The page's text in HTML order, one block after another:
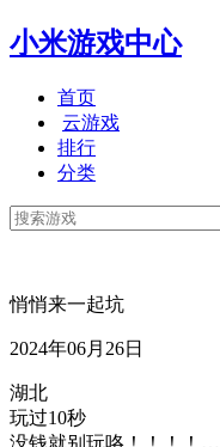
小米游戏中心
首页
云游戏
排行
分类
悄悄来一起坑
2024年06月26日
湖北
玩过10秒
没钱就别玩咯！！！！…